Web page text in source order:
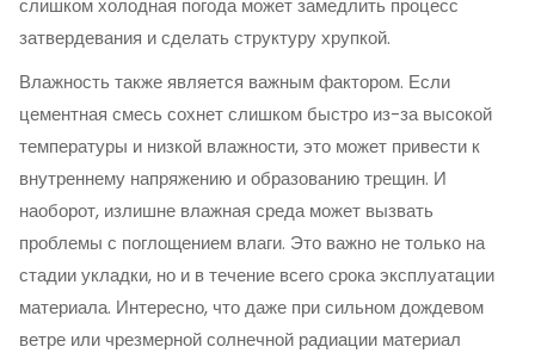
слишком холодная погода может замедлить процесс
затвердевания и сделать структуру хрупкой.
Влажность также является важным фактором. Если
цементная смесь сохнет слишком быстро из-за высокой
температуры и низкой влажности, это может привести к
внутреннему напряжению и образованию трещин. И
наоборот, излишне влажная среда может вызвать
проблемы с поглощением влаги. Это важно не только на
стадии укладки, но и в течение всего срока эксплуатации
материала. Интересно, что даже при сильном дождевом
ветре или чрезмерной солнечной радиации материал